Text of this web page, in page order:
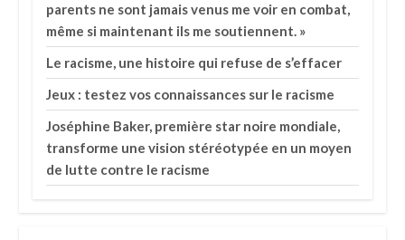
parents ne sont jamais venus me voir en combat,
même si maintenant ils me soutiennent. »
Le racisme, une histoire qui refuse de s’effacer
Jeux : testez vos connaissances sur le racisme
Joséphine Baker, première star noire mondiale,
transforme une vision stéréotypée en un moyen
de lutte contre le racisme